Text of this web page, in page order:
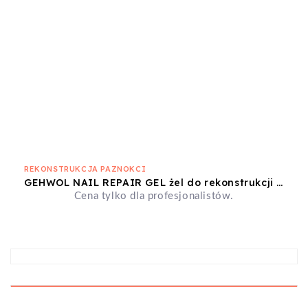
REKONSTRUKCJA PAZNOKCI
GEHWOL NAIL REPAIR GEL żel do rekonstrukcji płytki paznokciowej przezroczysty tuba 5 ml
Cena tylko dla profesjonalistów.